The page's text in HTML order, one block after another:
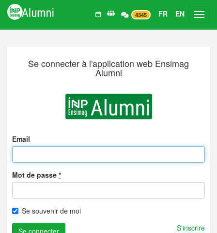
4345 FR EN
Se connecter à l'application web Ensimag
Alumni
Email
Mot de passe *
Se souvenir de moi
S'inscrire